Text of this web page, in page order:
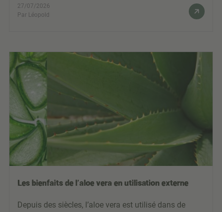
27/07/2026
Par Léopold
Les bienfaits de l’aloe vera en utilisation externe
Depuis des siècles, l’aloe vera est utilisé dans de